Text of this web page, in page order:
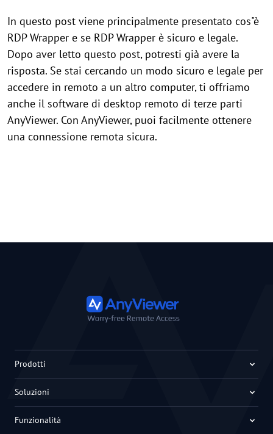
In questo post viene principalmente presentato cos"è
RDP Wrapper e se RDP Wrapper è sicuro e legale.
Dopo aver letto questo post, potresti già avere la
risposta. Se stai cercando un modo sicuro e legale per
accedere in remoto a un altro computer, ti offriamo
anche il software di desktop remoto di terze parti
AnyViewer. Con AnyViewer, puoi facilmente ottenere
una connessione remota sicura.
Prodotti
Soluzioni
Funzionalità